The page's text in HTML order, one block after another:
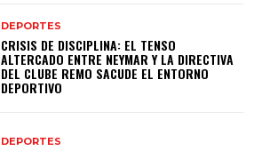
DEPORTES
CRISIS DE DISCIPLINA: EL TENSO
ALTERCADO ENTRE NEYMAR Y LA DIRECTIVA
DEL CLUBE REMO SACUDE EL ENTORNO
DEPORTIVO
DEPORTES